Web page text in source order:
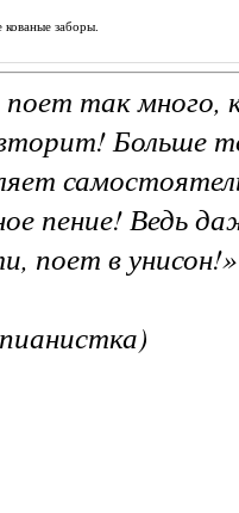
кованые заборы.
так много,
Больше
пение! Ведь
поет в унисон!»